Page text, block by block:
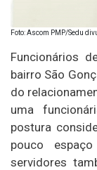
Foto: Ascom PMP/Sedu
Funcionários
bairro São
do
uma
postura
pouco
servidores